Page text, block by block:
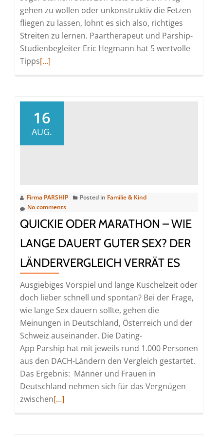
gehen zu wollen oder unkonstruktiv die Fetzen
fliegen zu lassen, lohnt es sich also, richtiges
Streiten zu lernen. Paartherapeut und Parship-
Studienbegleiter Eric Hegmann hat 5 wertvolle
TippsRead
streiten:
5
Tipps
[…]
16
AUG.
Firma PARSHIP Posted in Familie & Kind
No comments
QUICKIE ODER MARATHON – WIE
LANGE DAUERT GUTER SEX? DER
LÄNDERVERGLEICH VERRÄT ES
Ausgiebiges Vorspiel und lange Kuschelzeit oder
doch lieber schnell und spontan? Bei der Frage,
wie lange Sex dauern sollte, gehen die
Meinungen in Deutschland, Österreich und der
Schweiz auseinander. Die Dating-
App Parship hat mit jeweils rund 1.000 Personen
aus den DACH-Ländern den Vergleich gestartet.
Das Ergebnis: Männer und Frauen in
Deutschland nehmen sich für das Vergnügen
zwischenRead
[…]